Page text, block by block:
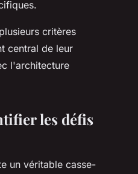
critères
central de leur
l'architecture
les défis
un véritable casse-